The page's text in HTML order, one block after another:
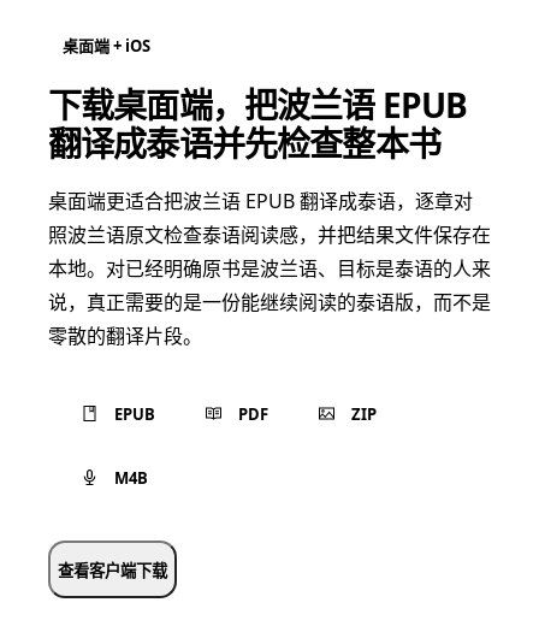
桌面端 + iOS
下载桌面端，把波兰语 EPUB
翻译成泰语并先检查整本书
桌面端更适合把波兰语 EPUB 翻译成泰语，逐章对
照波兰语原文检查泰语阅读感，并把结果文件保存在
本地。对已经明确原书是波兰语、目标是泰语的人来
说，真正需要的是一份能继续阅读的泰语版，而不是
零散的翻译片段。
EPUB PDF ZIP
M4B
查看客户端下载